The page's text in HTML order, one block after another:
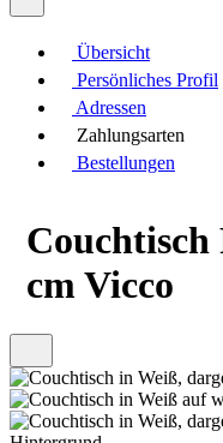
Übersicht
Persönliches Profil
Adressen
Zahlungsarten
Bestellungen
Couchtisch
cm Vicco